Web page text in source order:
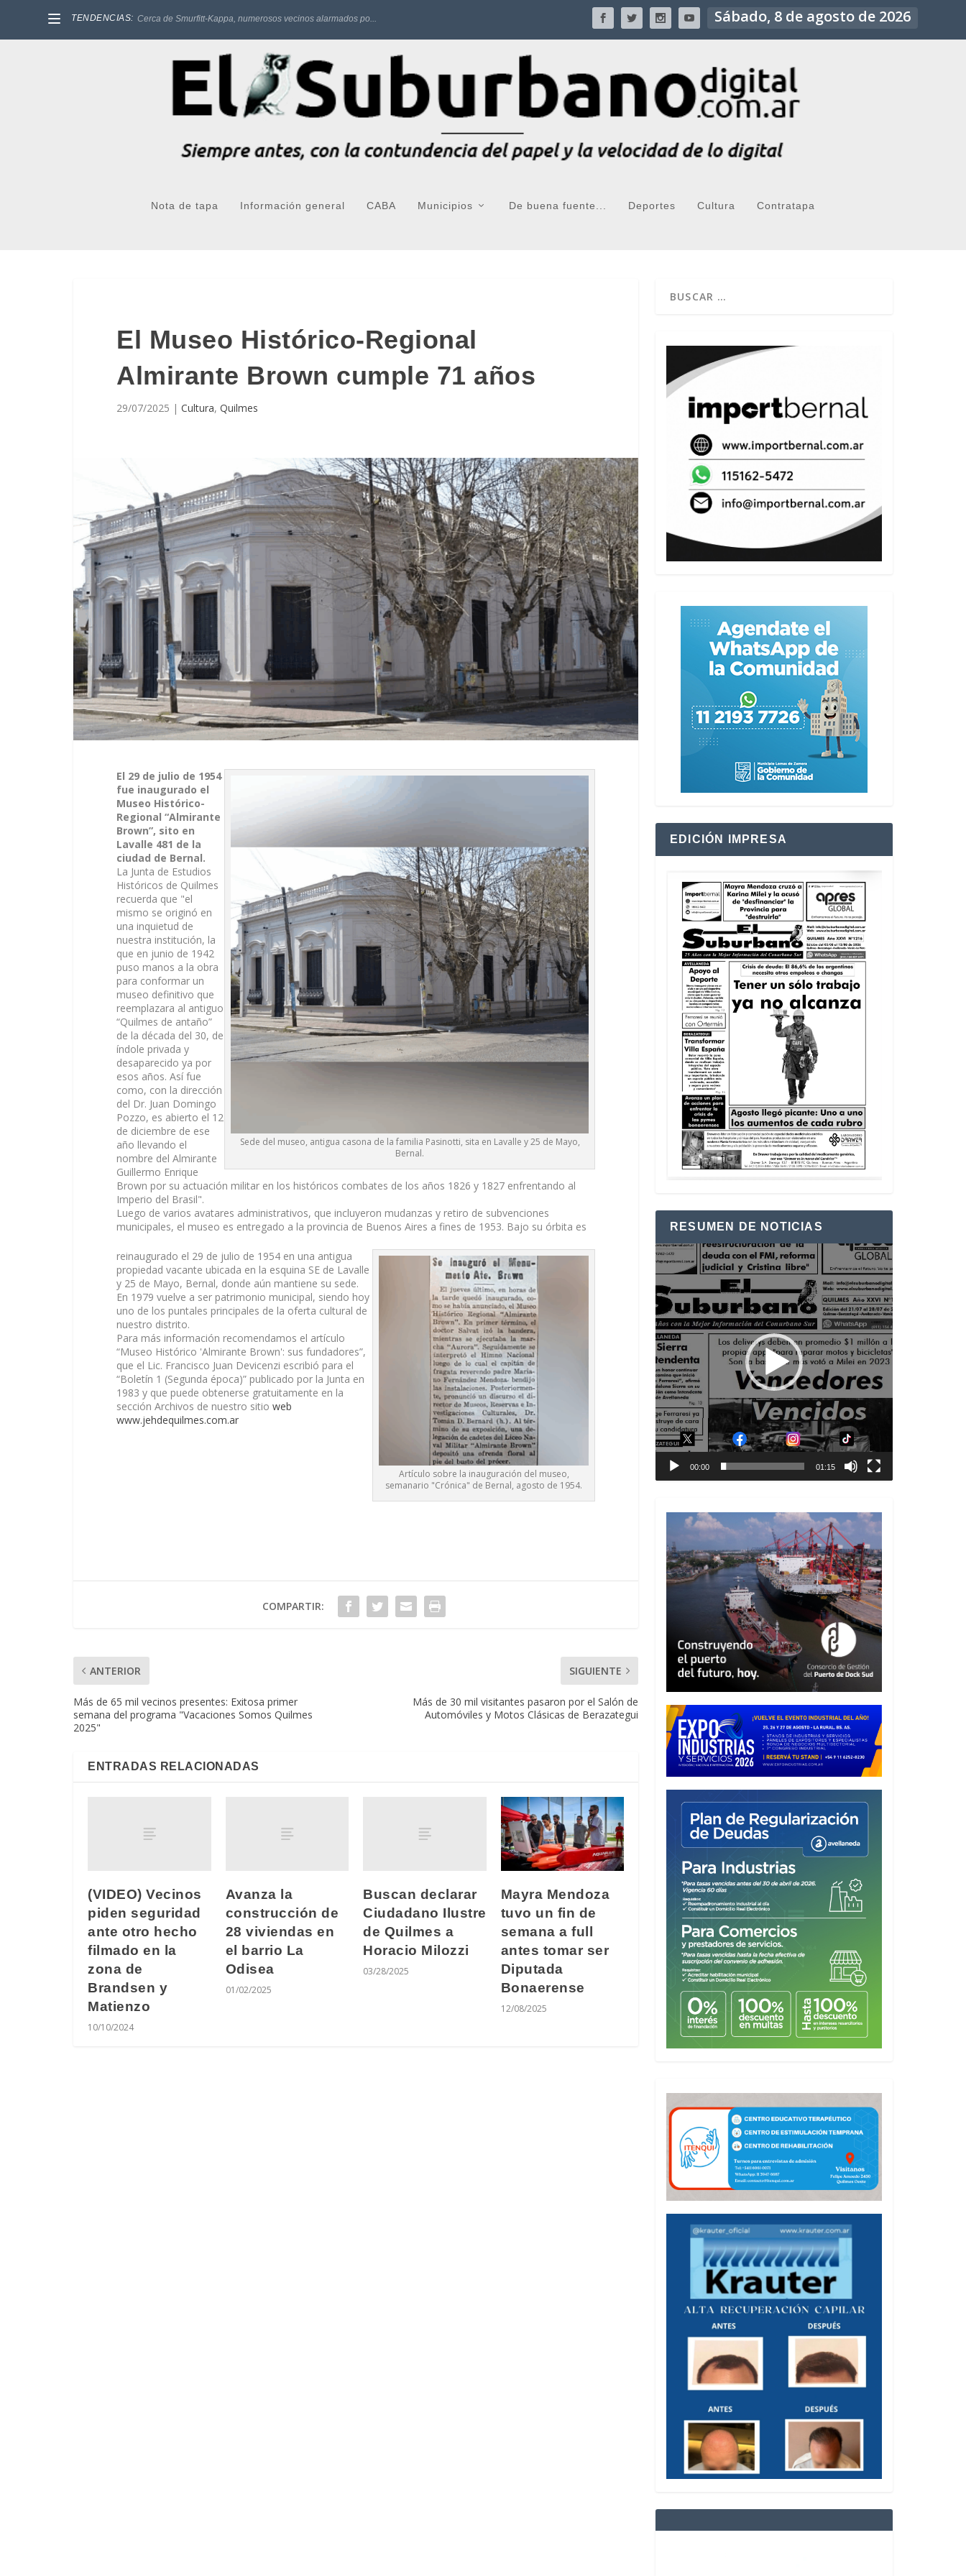
TENDENCIAS: Cerca de Smurfitt-Kappa, numerosos vecinos alarmados po... Sábado, 8 de agosto de 2026
Nota de tapa Información general CABA Municipios De buena fuente... Deportes Cultura Contratapa
El Museo Histórico-Regional
Almirante Brown cumple 71 años
29/07/2025 | Cultura, Quilmes
Sede del museo, antigua casona de la familia Pasinotti, sita en Lavalle y 25 de Mayo,
Bernal.
El 29 de julio de 1954
fue inaugurado el
Museo Histórico-
Regional “Almirante
Brown”, sito en
Lavalle 481 de la
ciudad de Bernal.
La Junta de Estudios
Históricos de Quilmes
recuerda que "el
mismo se originó en
una inquietud de
nuestra institución, la
que en junio de 1942
puso manos a la obra
para conformar un
museo definitivo que
reemplazara al antiguo
“Quilmes de antaño”
de la década del 30, de
índole privada y
desaparecido ya por
esos años. Así fue
como, con la dirección
del Dr. Juan Domingo
Pozzo, es abierto el 12
de diciembre de ese
año llevando el
nombre del Almirante
Guillermo Enrique
Brown por su actuación militar en los históricos combates de los años 1826 y 1827 enfrentando al
Imperio del Brasil".
Luego de varios avatares administrativos, que incluyeron mudanzas y retiro de subvenciones
municipales, el museo es entregado a la provincia de Buenos Aires a fines de 1953. Bajo su órbita es
Artículo sobre la inauguración del museo,
semanario "Crónica" de Bernal, agosto de 1954.
reinaugurado el 29 de julio de 1954 en una antigua
propiedad vacante ubicada en la esquina SE de Lavalle
y 25 de Mayo, Bernal, donde aún mantiene su sede.
En 1979 vuelve a ser patrimonio municipal, siendo hoy
uno de los puntales principales de la oferta cultural de
nuestro distrito.
Para más información recomendamos el artículo
“Museo Histórico 'Almirante Brown': sus fundadores”,
que el Lic. Francisco Juan Devicenzi escribió para el
“Boletín 1 (Segunda época)” publicado por la Junta en
1983 y que puede obtenerse gratuitamente en la
sección Archivos de nuestro sitio web
www.jehdequilmes.com.ar
COMPARTIR:
ANTERIOR
Más de 65 mil vecinos presentes: Exitosa primer
semana del programa "Vacaciones Somos Quilmes
2025"
SIGUIENTE
Más de 30 mil visitantes pasaron por el Salón de
Automóviles y Motos Clásicas de Berazategui
ENTRADAS RELACIONADAS
(VIDEO) Vecinos
piden seguridad
ante otro hecho
filmado en la
zona de
Brandsen y
Matienzo
10/10/2024
Avanza la
construcción de
28 viviendas en
el barrio La
Odisea
01/02/2025
Buscan declarar
Ciudadano Ilustre
de Quilmes a
Horacio Milozzi
03/28/2025
Mayra Mendoza
tuvo un fin de
semana a full
antes tomar ser
Diputada
Bonaerense
12/08/2025
EDICIÓN IMPRESA
RESUMEN DE NOTICIAS
Reproductor
de
vídeo
00:00 01:15